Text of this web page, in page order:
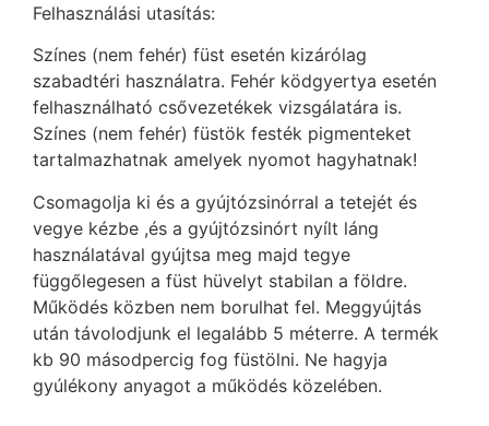
Felhasználási utasítás:
Színes (nem fehér) füst esetén kizárólag
szabadtéri használatra. Fehér ködgyertya esetén
felhasználható csővezetékek vizsgálatára is.
Színes (nem fehér) füstök festék pigmenteket
tartalmazhatnak amelyek nyomot hagyhatnak!
Csomagolja ki és a gyújtózsinórral a tetejét és
vegye kézbe ,és a gyújtózsinórt nyílt láng
használatával gyújtsa meg majd tegye
függőlegesen a füst hüvelyt stabilan a földre.
Működés közben nem borulhat fel. Meggyújtás
után távolodjunk el legalább 5 méterre. A termék
kb 90 másodpercig fog füstölni. Ne hagyja
gyúlékony anyagot a működés közelében.